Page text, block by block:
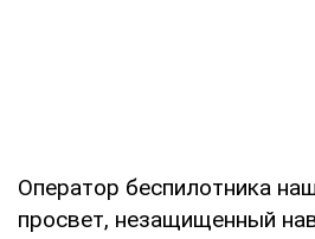
Оператор беспилотника
просвет, незащищенный